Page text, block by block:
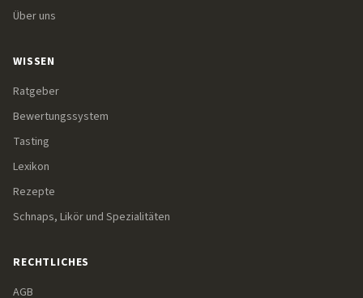
Über uns
WISSEN
Ratgeber
Bewertungssystem
Tasting
Lexikon
Rezepte
Schnaps, Likör und Spezialitäten
RECHTLICHES
AGB